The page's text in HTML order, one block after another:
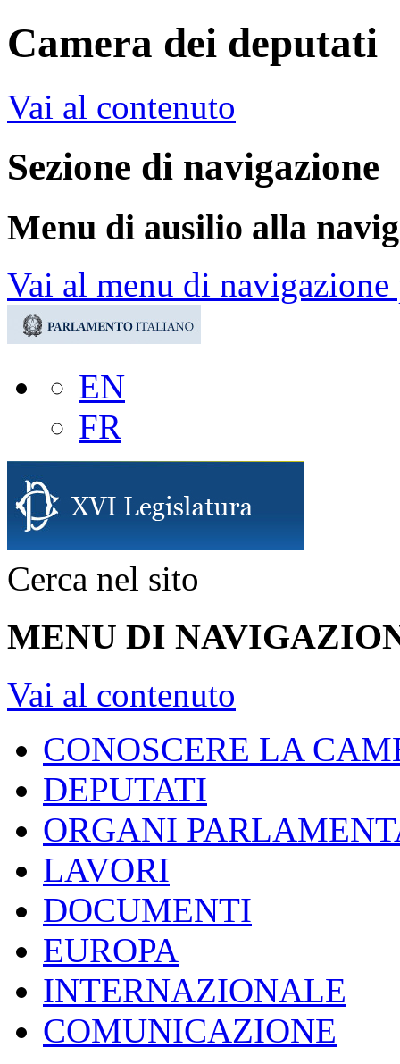
Camera dei deputati
Vai al contenuto
Sezione di navigazione
Menu di ausilio alla
Vai al menu di
EN
FR
Cerca nel sito
MENU DI
Vai al contenuto
CONOSCERE LA
DEPUTATI
ORGANI
LAVORI
DOCUMENTI
EUROPA
INTERNAZIONALE
COMUNICAZIONE